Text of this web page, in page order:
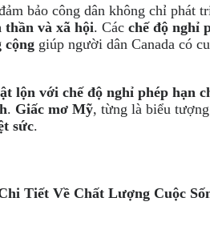
bảo công dân không chỉ phát
thần và xã hội. Các chế độ nghỉ
cộng giúp người dân Canada có
lộn với chế độ nghỉ phép hạn
. Giấc mơ Mỹ, từng là biểu
sức.
Tiết Về Chất Lượng Cuộc